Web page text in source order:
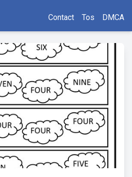
Contact Tos DMCA